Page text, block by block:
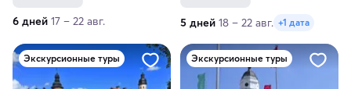
6 дней 17 – 22 авг. 5 дней 18 – 22 авг. +1 дата
Экскурсионные туры Экскурсионные туры